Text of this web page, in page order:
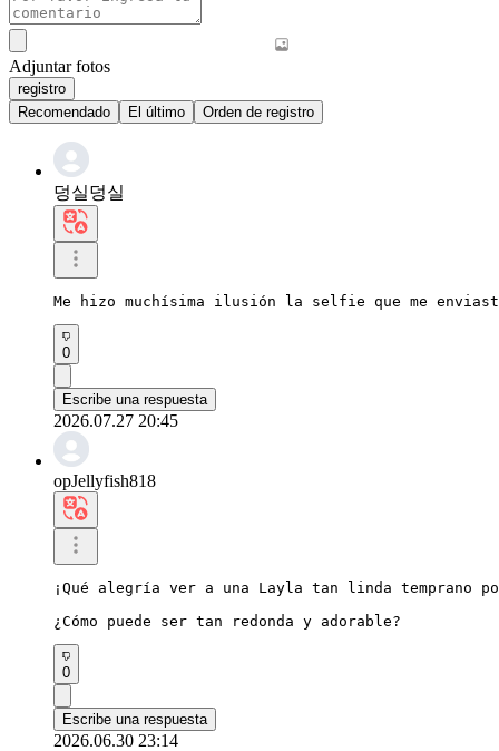
Adjuntar fotos
registro
Recomendado
El último Orden de registro
덩실덩실
Me hizo muchísima ilusión la selfie que me
0
Escribe una respuesta
2026.07.27 20:45
opJellyfish818
¡Qué alegría ver a una Layla tan linda temprano
¿Cómo puede ser tan redonda y adorable?
0
Escribe una respuesta
2026.06.30 23:14